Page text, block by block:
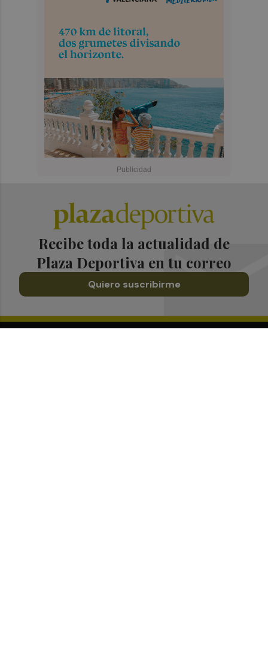
Recibe toda la actualidad de
Plaza Deportiva en tu correo
Quiero suscribirme